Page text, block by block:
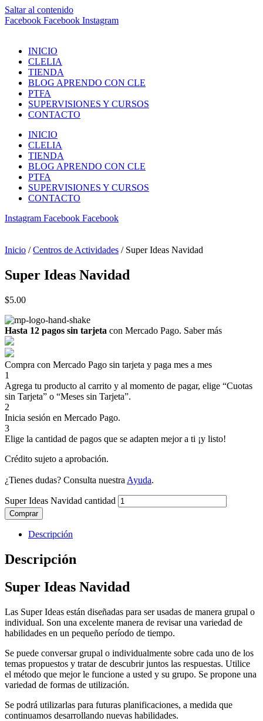
Saltar al contenido
Facebook Facebook Instagram
INICIO
CLELIA
TIENDA
BLOG APRENDO CON CLE
PTFA
SUPERVISIONES Y CURSOS
CONTACTO
INICIO
CLELIA
TIENDA
BLOG APRENDO CON CLE
PTFA
SUPERVISIONES Y CURSOS
CONTACTO
Instagram Facebook Facebook
Inicio /Centros de Actividades / Super Ideas Navidad
Super Ideas Navidad
$5.00
Hasta 12 pagos sin tarjeta con Mercado Pago. Saber más
Compra con Mercado Pago sin tarjeta y paga mes a mes
1
Agrega tu producto al carrito y al momento de pagar, elige “Cuotas
sin Tarjeta” o “Meses sin Tarjeta”.
2
Inicia sesión en Mercado Pago.
3
Elige la cantidad de pagos que se adapten mejor a ti ¡y listo!
Crédito sujeto a aprobación.
¿Tienes dudas? Consulta nuestra Ayuda.
Super Ideas Navidad cantidad
Comprar
Descripción
Descripción
Super Ideas Navidad
Las Super Ideas están diseñadas para ser usadas de manera grupal o
individual. Son una excelente manera de revisar una variedad de
habilidades en un pequeño período de tiempo.
Se puede conversar grupal o individualmente sobre cada uno de los
temas propuestos y tratar de descubrir juntos las respuestas. Utilice
el método que mejor le funcione a usted y su grupo. Se propone una
variedad de formas de utilización.
Se podrá utilizarlas para futuras planificaciones, a medida que
continuamos desarrollando nuevas habilidades.